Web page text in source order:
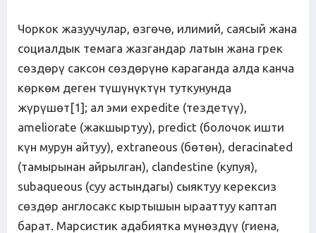
Чоркок жазуучулар, өзгөчө, илимий, саясый жана
социалдык темага жазгандар латын жана грек
сөздөрү саксон сөздөрүнө караганда алда канча
көркөм деген түшүнүктүн туткунунда
жүрүшөт[1]; ал эми expedite (тездетүү),
ameliorate (жакшыртуу), predict (болочок ишти
күн мурун айтуу), extraneous (бөтөн), deracinated
(тамырынан айрылган), clandestine (купуя),
subaqueous (суу астындагы) сыяктуу керексиз
сөздөр англосакс кыртышын ырааттуу каптап
барат. Марсистик адабиятка мүнөздүү (гиена,